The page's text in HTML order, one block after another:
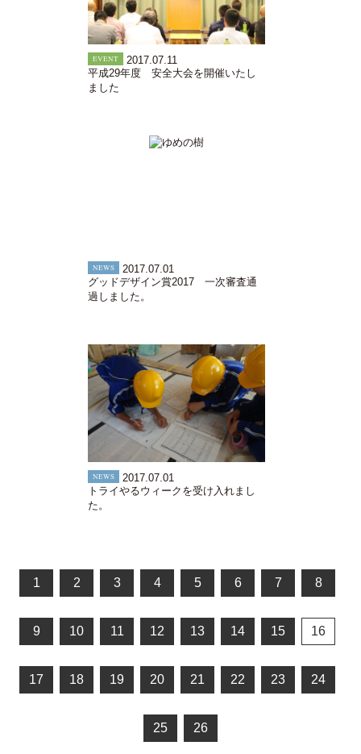
EVENT
2017.07.11
平成29年度 安全大会を開催いたし
ました
NEWS
2017.07.01
グッドデザイン賞2017 一次審査通
過しました。
NEWS
2017.07.01
トライやるウィークを受け入れまし
た。
1 2 3 4 5 6 7 8
9 10 11 12 13 14 15 16
17 18 19 20 21 22 23 24
25 26